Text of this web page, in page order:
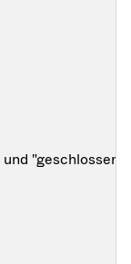
"geschlossen"